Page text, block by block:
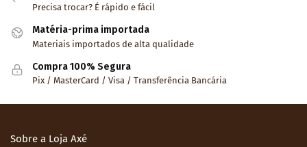
Precisa trocar? É rápido e fácil
Matéria-prima importada
Materiais importados de alta qualidade
Compra 100% Segura
Pix / MasterCard / Visa / Transferência Bancária
Sobre a Loja Axé